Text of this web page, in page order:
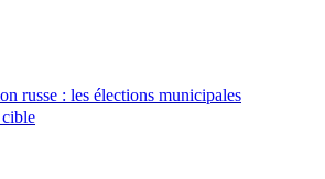
russe : les élections municipales
cible